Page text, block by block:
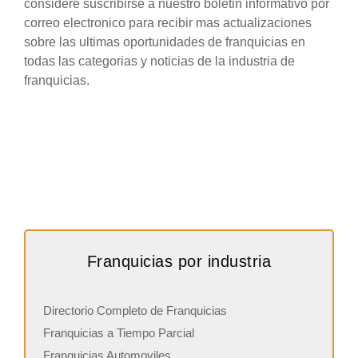
considere suscribirse a nuestro boletin informativo por
correo electronico para recibir mas actualizaciones
sobre las ultimas oportunidades de franquicias en
todas las categorias y noticias de la industria de
franquicias.
Franquicias por industria
Directorio Completo de Franquicias
Franquicias a Tiempo Parcial